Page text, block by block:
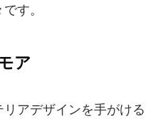
す。
ア
アデザインを手がける